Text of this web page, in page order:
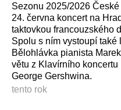
Sezonu 2025/2026
24. června koncert na
taktovkou francouzského
Spolu s ním vystoupí
Bělohlávka pianista
větu z Klavírního
George Gershwina.
tento rok